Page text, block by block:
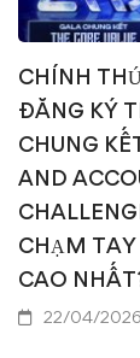
CHÍNH
ĐĂNG KÝ
CHUNG
AND
CHẠM
CAO
22/04/2026